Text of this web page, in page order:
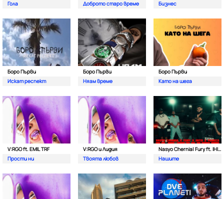
Гола
Доброто старо време
Бизнес
Боро Първи
Искат респект
Боро Първи
Няам време
Боро Първи
Като на шега
V:RGO ft. EMIL TRF
Прости ни
V:RGO и Лидия
Твоята любов
Nasyo Chernia| Fury ft. IHITO & Pameca
Нашите